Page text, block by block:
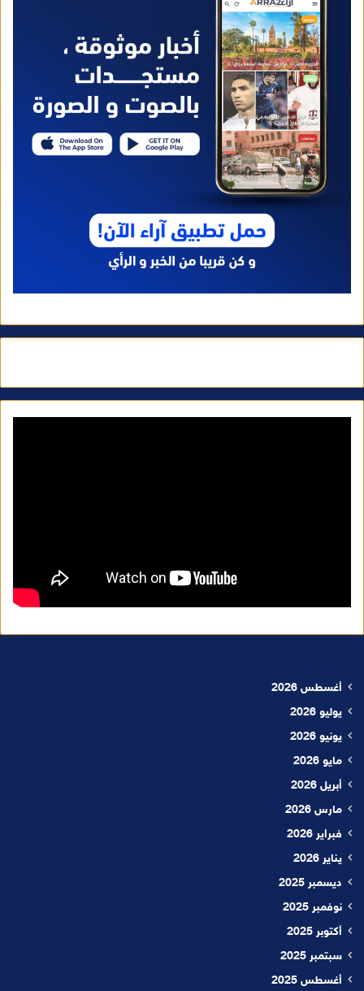
أغسطس 2026
يوليو 2026
يونيو 2026
مايو 2026
أبريل 2026
مارس 2026
فبراير 2026
يناير 2026
ديسمبر 2025
نوفمبر 2025
أكتوبر 2025
سبتمبر 2025
أغسطس 2025